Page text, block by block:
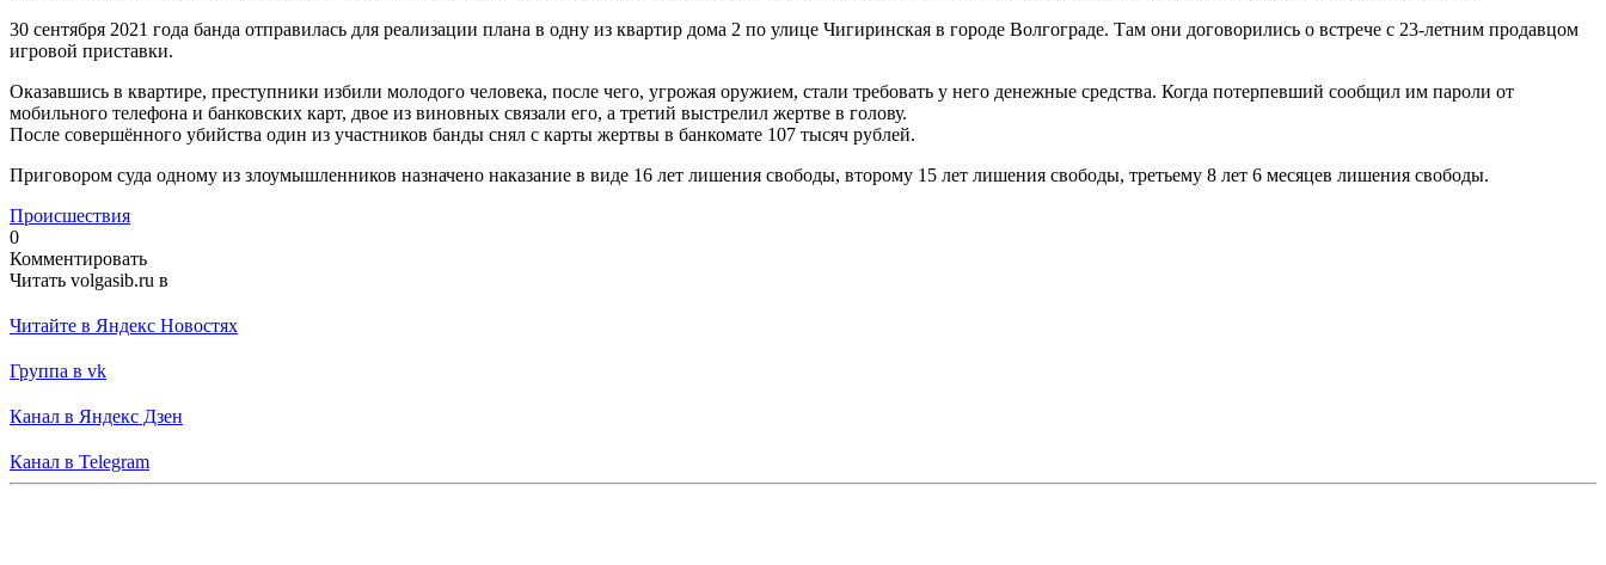
30 сентября 2021 года банда отправилась для реализации плана в одну из квартир дома 2 по улице Чигиринская в городе Волгограде. Там они договорились о встрече с 23-летним продавцом
игровой приставки.
Оказавшись в квартире, преступники избили молодого человека, после чего, угрожая оружием, стали требовать у него денежные средства. Когда потерпевший сообщил им пароли от
мобильного телефона и банковских карт, двое из виновных связали его, а третий выстрелил жертве в голову.
После совершённого убийства один из участников банды снял с карты жертвы в банкомате 107 тысяч рублей.
Приговором суда одному из злоумышленников назначено наказание в виде 16 лет лишения свободы, второму 15 лет лишения свободы, третьему 8 лет 6 месяцев лишения свободы.
Происшествия
0
Комментировать
Читать volgasib.ru в
Читайте в Яндекс Новостях
Группа в vk
Канал в Яндекс Дзен
Канал в Telegram